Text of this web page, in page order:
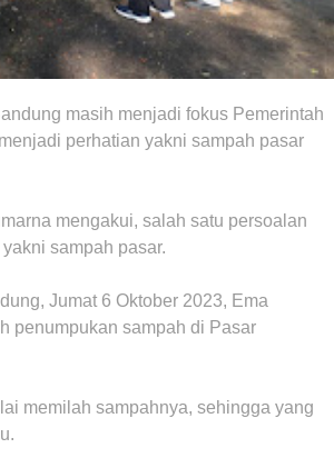
masih menjadi fokus Pemerintah
perhatian yakni sampah pasar
mengakui, salah satu persoalan
sampah pasar.
Jumat 6 Oktober 2023, Ema
penumpukan sampah di Pasar
memilah sampahnya, sehingga yang